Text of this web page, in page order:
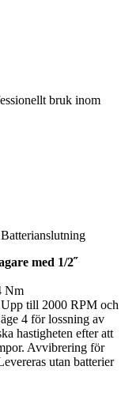
med 1/2˝
Nm
Upp till 2000 RPM och
4 för lossning av
hastigheten efter att
Avvibrering för
utan batterier